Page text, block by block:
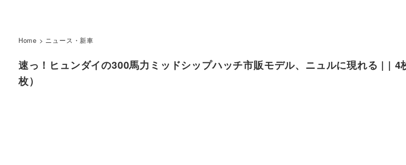
Home > ニュース・新車
速っ！ヒュンダイの300馬力ミッドシップハッチ市販モデル、ニュルに現れる | | 4
枚）